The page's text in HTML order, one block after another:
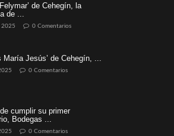
de Cehegín, la
de ...
2025 0 Comentarios
María Jesús’ de Cehegín, ...
0 Comentarios
cumplir su primer
Bodegas ...
0 Comentarios